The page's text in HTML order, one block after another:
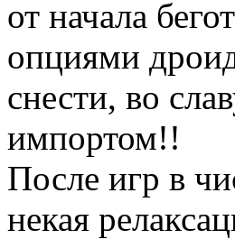
от начала
опциями
снести, во
импортом!!
После игр в
некая